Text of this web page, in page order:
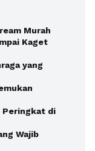
Murah
Kaget
yang
Peringkat di
Wajib